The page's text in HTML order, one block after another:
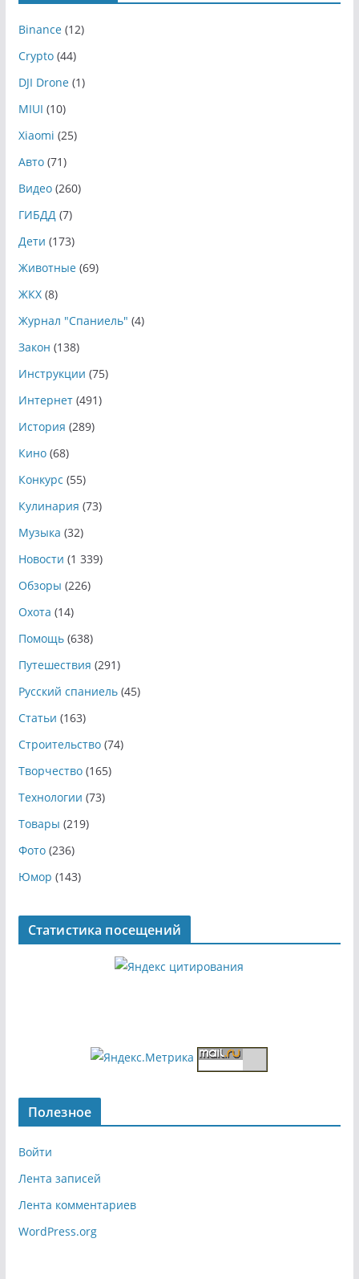
Binance(12)
Crypto(44)
DJI Drone(1)
MIUI (10)
Xiaomi (25)
Авто(71)
Видео(260)
ГИБДД(7)
Дети (173)
Животные(69)
ЖКХ(8)
Журнал "Спаниель" (4)
Закон (138)
Инструкции (75)
Интернет(491)
История (289)
Кино(68)
Конкурс (55)
Кулинария (73)
Музыка (32)
Новости (1 339)
Обзоры (226)
Охота (14)
Помощь(638)
Путешествия (291)
Русский спаниель(45)
Статьи (163)
Строительство(74)
Творчество(165)
Технологии (73)
Товары (219)
Фото(236)
Юмор (143)
Статистика посещений
Полезное
Войти
Лента записей
Лента комментариев
WordPress.org